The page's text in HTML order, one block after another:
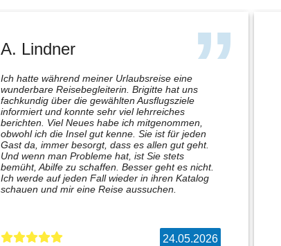
A. Lindner
Ich hatte während meiner Urlaubsreise eine
wunderbare Reisebegleiterin. Brigitte hat uns
fachkundig über die gewählten Ausflugsziele
informiert und konnte sehr viel lehrreiches
berichten. Viel Neues habe ich mitgenommen,
obwohl ich die Insel gut kenne. Sie ist für jeden
Gast da, immer besorgt, dass es allen gut geht.
Und wenn man Probleme hat, ist Sie stets
bemüht, Abilfe zu schaffen. Besser geht es nicht.
Ich werde auf jeden Fall wieder in ihren Katalog
schauen und mir eine Reise aussuchen.
24.05.2026